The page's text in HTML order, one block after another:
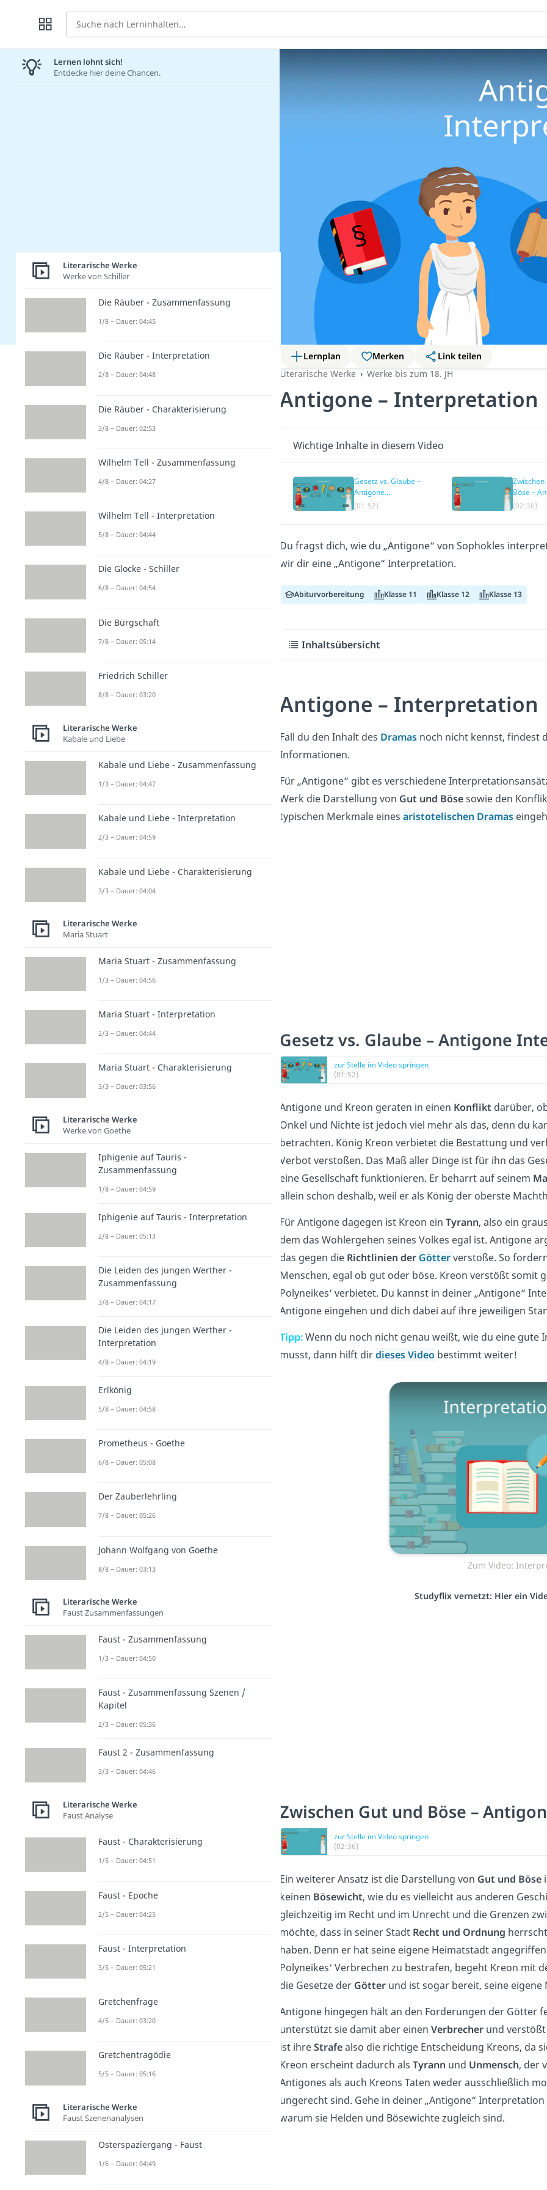
Suche
Lernplan Merken
Link teilen
Literarische Werke
Werke bis zum 18. JH
Antigone – Interpretation
Wichtige Inhalte in diesem Video
Gesetz vs. Glaube –
Antigone
Interpretation
(01:52)
Zwischen
Böse –
(02:36)
Du fragst dich, wie du „Antigone“ von Sophokles
wir dir eine „Antigone“ Interpretation.
Abiturvorbereitung Klasse 11 Klasse 12 Klasse 13
Inhaltsübersicht
Antigone – Interpretation
Fall du den Inhalt des Dramas noch nicht kennst, findest
Informationen.
Für „Antigone“ gibt es verschiedene
Werk die Darstellung von Gut und Bösesowie den
typischen Merkmale eines aristotelischen Dramas
Gesetz vs. Glaube – Antigone
zur Stelle im Video springen
(01:52)
Antigone und Kreon geraten in einen Konflikt darüber,
Onkel und Nichte ist jedoch viel mehr als das, denn du
betrachten. König Kreon verbietet die Bestattung und
Verbot verstoßen. Das Maß aller Dinge ist für ihn das
eine Gesellschaft funktionieren. Er beharrt auf seinem
allein schon deshalb, weil er als König der oberste
Für Antigone dagegen ist Kreon ein Tyrann, also ein
dem das Wohlergehen seines Volkes egal ist. Antigone
das gegen die Richtlinien der Götterverstoße. So
Menschen, egal ob gut oder böse. Kreon verstößt somit
Polyneikes‘ verbietet. Du kannst in deiner „Antigone“
Antigone eingehen und dich dabei auf ihre jeweiligen
Tipp:Wenn du noch nicht genau weißt, wie du eine
musst, dann hilft dirdieses Video bestimmt weiter!
Zum Video:
Studyflix vernetzt: Hier ein
Zwischen Gut und Böse –
zur Stelle im Video springen
(02:36)
Ein weiterer Ansatz ist die Darstellung von Gut und Böse
keinen Bösewicht, wie du es vielleicht aus anderen
gleichzeitig im Recht und im Unrecht und die Grenzen
möchte, dass in seiner Stadt Recht und Ordnung
haben. Denn er hat seine eigene Heimatstadt
Polyneikes‘ Verbrechen zu bestrafen, begeht Kreon
die Gesetze der Götter und ist sogar bereit, seine eigene
Antigone hingegen hält an den Forderungen der Götter
unterstützt sie damit aber einen Verbrecher und
ist ihreStrafealso die richtige Entscheidung Kreons, da
Kreon erscheint dadurch als Tyrann und Unmensch, der
Antigones als auch Kreons Taten weder ausschließlich
ungerecht sind. Gehe in deiner „Antigone“ Interpretation
warum sie Helden und Bösewichte zugleich sind.
Lernen lohnt sich!
Entdecke hier deine Chancen.
Literarische Werke
Werke von Schiller
Die Räuber - Zusammenfassung
1/8 – Dauer: 04:45
Die Räuber - Interpretation
2/8 – Dauer: 04:48
Die Räuber - Charakterisierung
3/8 – Dauer: 02:53
Wilhelm Tell - Zusammenfassung
4/8 – Dauer: 04:27
Wilhelm Tell - Interpretation
5/8 – Dauer: 04:44
Die Glocke - Schiller
6/8 – Dauer: 04:54
Die Bürgschaft
7/8 – Dauer: 05:14
Friedrich Schiller
8/8 – Dauer: 03:20
Literarische Werke
Kabale und Liebe
Kabale und Liebe - Zusammenfassung
1/3 – Dauer: 04:47
Kabale und Liebe - Interpretation
2/3 – Dauer: 04:59
Kabale und Liebe - Charakterisierung
3/3 – Dauer: 04:04
Literarische Werke
Maria Stuart
Maria Stuart - Zusammenfassung
1/3 – Dauer: 04:56
Maria Stuart - Interpretation
2/3 – Dauer: 04:44
Maria Stuart - Charakterisierung
3/3 – Dauer: 03:56
Literarische Werke
Werke von Goethe
Iphigenie auf Tauris -
Zusammenfassung
1/8 – Dauer: 04:59
Iphigenie auf Tauris - Interpretation
2/8 – Dauer: 05:13
Die Leiden des jungen Werther -
Zusammenfassung
3/8 – Dauer: 04:17
Die Leiden des jungen Werther -
Interpretation
4/8 – Dauer: 04:19
Erlkönig
5/8 – Dauer: 04:58
Prometheus - Goethe
6/8 – Dauer: 05:08
Der Zauberlehrling
7/8 – Dauer: 05:26
Johann Wolfgang von Goethe
8/8 – Dauer: 03:13
Literarische Werke
Faust Zusammenfassungen
Faust - Zusammenfassung
1/3 – Dauer: 04:50
Faust - Zusammenfassung Szenen /
Kapitel
2/3 – Dauer: 05:36
Faust 2 - Zusammenfassung
3/3 – Dauer: 04:46
Literarische Werke
Faust Analyse
Faust - Charakterisierung
1/5 – Dauer: 04:51
Faust - Epoche
2/5 – Dauer: 04:25
Faust - Interpretation
3/5 – Dauer: 05:21
Gretchenfrage
4/5 – Dauer: 03:20
Gretchentragödie
5/5 – Dauer: 05:16
Literarische Werke
Faust Szenenanalysen
Osterspaziergang - Faust
1/6 – Dauer: 04:49